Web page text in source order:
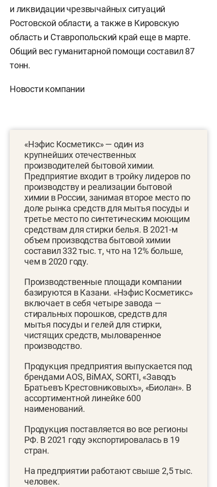
и ликвидации чрезвычайных ситуаций
Ростовской области, а также в Кировскую
область и Ставропольский край еще в марте.
Общий вес гуманитарной помощи составил 87
тонн.
Новости компании
«Нэфис Косметикс» — один из
крупнейших отечественных
производителей бытовой химии.
Предприятие входит в тройку лидеров по
производству и реализации бытовой
химии в России, занимая второе место по
доле рынка средств для мытья посуды и
третье место по синтетическим моющим
средствам для стирки белья. В 2021-м
объем производства бытовой химии
составил 332 тыс. т, что на 12% больше,
чем в 2020 году.
Производственные площади компании
базируются в Казани. «Нэфис Косметикс»
включает в себя четыре завода —
стиральных порошков, средств для
мытья посуды и гелей для стирки,
чистящих средств, мыловаренное
производство.
Продукция предприятия выпускается под
брендами AOS, BiMAX, SORTI, «Заводъ
Братьевъ Крестовниковыхъ», «Биолан». В
ассортиментной линейке 600
наименований.
Продукция поставляется во все регионы
РФ. В 2021 году экспортировалась в 19
стран.
На предприятии работают свыше 2,5 тыс.
человек.